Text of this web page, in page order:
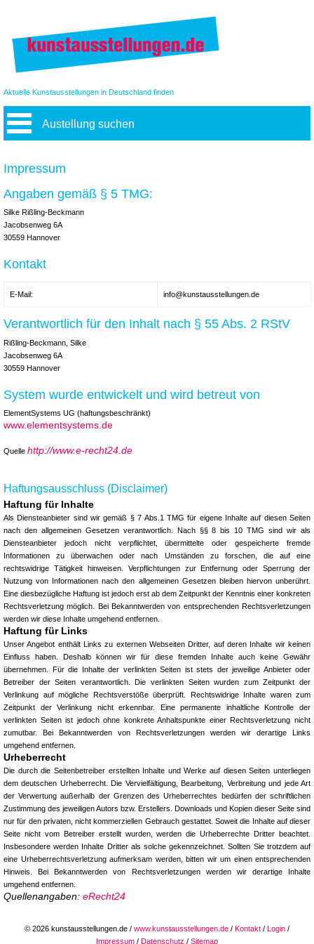
Aktuelle Kunstausstellungen in Deutschland finden
Austellung suchen
Impressum
Angaben gemäß § 5 TMG:
Silke Rißling-Beckmann
Jacobsenweg 6A
30559 Hannover
Kontakt
E-Mail: info@kunstausstellungen.de
Verantwortlich für den Inhalt nach § 55 Abs. 2 RStV
Rißling-Beckmann, Silke
Jacobsenweg 6A
30559 Hannover
System wurde entwickelt und wird betreut von
ElementSystems UG (haftungsbeschränkt)
www.elementsystems.de
Quelle http://www.e-recht24.de
Haftungsausschluss (Disclaimer)
Haftung für Inhalte
Als Diensteanbieter sind wir gemäß § 7 Abs.1 TMG für eigene Inhalte auf diesen Seiten
nach den allgemeinen Gesetzen verantwortlich. Nach §§ 8 bis 10 TMG sind wir als
Diensteanbieter jedoch nicht verpflichtet, übermittelte oder gespeicherte fremde
Informationen zu überwachen oder nach Umständen zu forschen, die auf eine
rechtswidrige Tätigkeit hinweisen. Verpflichtungen zur Entfernung oder Sperrung der
Nutzung von Informationen nach den allgemeinen Gesetzen bleiben hiervon unberührt.
Eine diesbezügliche Haftung ist jedoch erst ab dem Zeitpunkt der Kenntnis einer konkreten
Rechtsverletzung möglich. Bei Bekanntwerden von entsprechenden Rechtsverletzungen
werden wir diese Inhalte umgehend entfernen.
Haftung für Links
Unser Angebot enthält Links zu externen Webseiten Dritter, auf deren Inhalte wir keinen
Einfluss haben. Deshalb können wir für diese fremden Inhalte auch keine Gewähr
übernehmen. Für die Inhalte der verlinkten Seiten ist stets der jeweilige Anbieter oder
Betreiber der Seiten verantwortlich. Die verlinkten Seiten wurden zum Zeitpunkt der
Verlinkung auf mögliche Rechtsverstöße überprüft. Rechtswidrige Inhalte waren zum
Zeitpunkt der Verlinkung nicht erkennbar. Eine permanente inhaltliche Kontrolle der
verlinkten Seiten ist jedoch ohne konkrete Anhaltspunkte einer Rechtsverletzung nicht
zumutbar. Bei Bekanntwerden von Rechtsverletzungen werden wir derartige Links
umgehend entfernen.
Urheberrecht
Die durch die Seitenbetreiber erstellten Inhalte und Werke auf diesen Seiten unterliegen
dem deutschen Urheberrecht. Die Vervielfältigung, Bearbeitung, Verbreitung und jede Art
der Verwertung außerhalb der Grenzen des Urheberrechtes bedürfen der schriftlichen
Zustimmung des jeweiligen Autors bzw. Erstellers. Downloads und Kopien dieser Seite sind
nur für den privaten, nicht kommerziellen Gebrauch gestattet. Soweit die Inhalte auf dieser
Seite nicht vom Betreiber erstellt wurden, werden die Urheberrechte Dritter beachtet.
Insbesondere werden Inhalte Dritter als solche gekennzeichnet. Sollten Sie trotzdem auf
eine Urheberrechtsverletzung aufmerksam werden, bitten wir um einen entsprechenden
Hinweis. Bei Bekanntwerden von Rechtsverletzungen werden wir derartige Inhalte
umgehend entfernen.
Quellenangaben: eRecht24
© 2026 kunstausstellungen.de / www.kunstausstellungen.de / Kontakt / Login /
Impressum / Datenschutz / Sitemap